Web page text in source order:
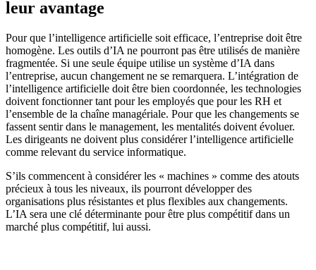
leur avantage
Pour que l’intelligence artificielle soit efficace, l’entreprise doit être
homogène. Les outils d’IA ne pourront pas être utilisés de manière
fragmentée. Si une seule équipe utilise un système d’IA dans
l’entreprise, aucun changement ne se remarquera. L’intégration de
l’intelligence artificielle doit être bien coordonnée, les technologies
doivent fonctionnertant pour les employés que pour les RH et
l’ensemble de la chaîne managériale. Pour que les changements se
fassent sentir dans le management, les mentalités doivent évoluer.
Les dirigeants ne doivent plus considérer l’intelligence artificielle
comme relevant du service informatique.
S’ils commencent à considérer les « machines » comme des atouts
précieux à tous les niveaux, ils pourront développer des
organisations plus résistantes et plus flexibles aux changements.
L’IA sera une clé déterminante pour être plus compétitif dans un
marché plus compétitif, lui aussi.